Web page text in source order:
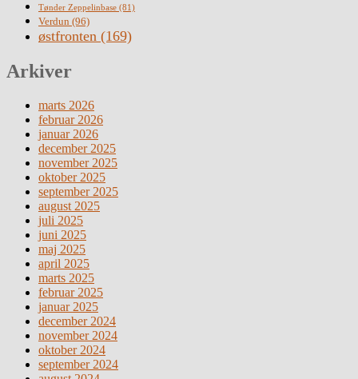
Tønder Zeppelinbase (81)
Verdun (96)
østfronten (169)
Arkiver
marts 2026
februar 2026
januar 2026
december 2025
november 2025
oktober 2025
september 2025
august 2025
juli 2025
juni 2025
maj 2025
april 2025
marts 2025
februar 2025
januar 2025
december 2024
november 2024
oktober 2024
september 2024